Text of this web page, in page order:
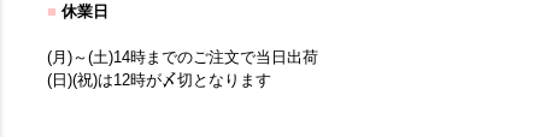
■ 休業日
(月)～(土)14時までのご注文で当日出荷
(日)(祝)は12時が〆切となります